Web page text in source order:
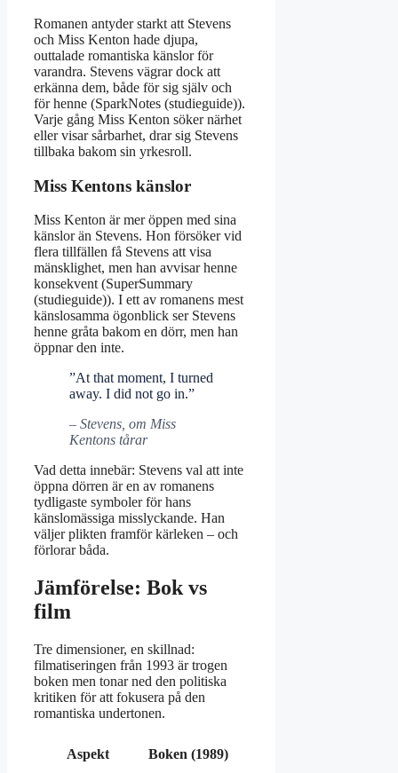
Romanen antyder starkt att Stevens
och Miss Kenton hade djupa,
outtalade romantiska känslor för
varandra. Stevens vägrar dock att
erkänna dem, både för sig själv och
för henne (SparkNotes (studieguide)).
Varje gång Miss Kenton söker närhet
eller visar sårbarhet, drar sig Stevens
tillbaka bakom sin yrkesroll.
Miss Kentons känslor
Miss Kenton är mer öppen med sina
känslor än Stevens. Hon försöker vid
flera tillfällen få Stevens att visa
mänsklighet, men han avvisar henne
konsekvent (SuperSummary
(studieguide)). I ett av romanens mest
känslosamma ögonblick ser Stevens
henne gråta bakom en dörr, men han
öppnar den inte.
”At that moment, I turned
away. I did not go in.”
– Stevens, om Miss
Kentons tårar
Vad detta innebär: Stevens val att inte
öppna dörren är en av romanens
tydligaste symboler för hans
känslomässiga misslyckande. Han
väljer plikten framför kärleken – och
förlorar båda.
Jämförelse: Bok vs
film
Tre dimensioner, en skillnad:
filmatiseringen från 1993 är trogen
boken men tonar ned den politiska
kritiken för att fokusera på den
romantiska undertonen.
Aspekt Boken (1989)